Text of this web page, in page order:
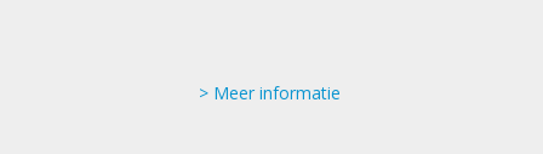
Meer informatie